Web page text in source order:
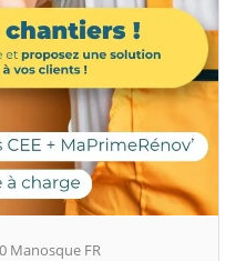
Manosque FR